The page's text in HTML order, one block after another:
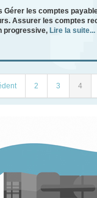
Gérer les comptes
Assurer les comptes
progressive, Lire la suite...
2 3 4